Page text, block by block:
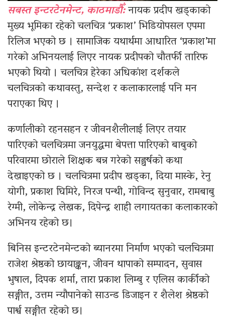
सबस्त इन्टरटेनमेन्ट, काठमाडौँ:नायक प्रदीप खड्काको
मुख्य भूमिका रहेको चलचित्र ‘प्रकाश’ भिडियोपसल एपमा
रिलिज भएको छ । सामाजिक यथार्थमा आधारित ‘प्रकाश’मा
गरेको अभिनयलाई लिएर नायक प्रदीपको चौतर्फी तारिफ
भएको थियो । चलचित्र हेरेका अधिकांश दर्शकले
चलचित्रको कथावस्तु, सन्देश र कलाकारलाई पनि मन
पराएका थिए ।
कर्णालीको रहनसहन र जीवनशैलीलाई लिएर तयार
पारिएको चलचित्रमा जनयुद्धमा बेपत्ता पारिएको बाबुको
परिवारमा छोराले शिक्षक बन्न गरेको सङ्घर्षको कथा
देखाइएको छ । चलचित्रमा प्रदीप खड्का, दिया मास्के, रेनु
योगी, प्रकाश घिमिरे, निरज पन्थी, गोविन्द सुनुवार, रामबाबु
रेग्मी, लोकेन्द्र लेखक, दिपेन्द्र शाही लगायतका कलाकारको
अभिनय रहेको छ।
बिनिस इन्टरटेनमेन्टको ब्यानरमा निर्माण भएको चलचित्रमा
राजेश श्रेष्ठको छायाङ्कन, जीवन थापाको सम्पादन, सुवास
भुषाल, दिपक शर्मा, तारा प्रकाश लिम्बु र एलिस कार्कीको
सङ्गीत, उत्तम न्यौपानेको साउन्ड डिजाइन र शैलेश श्रेष्ठको
पार्श्व सङ्गीत रहेको छ।